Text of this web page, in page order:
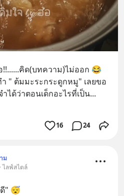
คิด(บทความ)ไม่ออก 😂
" ต้มมะระกระดูกหมู" เลยขอ
ได้ว่าตอนเด็กอะไรที่เป็น...
16 24
ม
ไลฟ์สไตล์
" 😴